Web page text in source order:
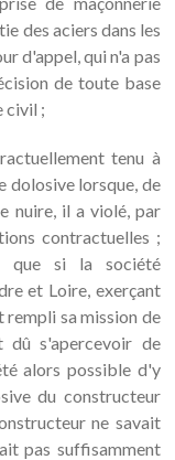
des aciers dans les
d'appel, qui n'a pas
de toute base
civil ;
tenu à
dolosive lorsque, de
nuire, il a violé, par
contractuelles ;
que si la société
et Loire, exerçant
rempli sa mission de
dû s'apercevoir de
alors possible d'y
du constructeur
ne savait
pas suffisamment